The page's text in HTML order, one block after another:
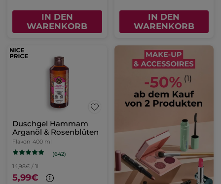
IN DEN
WARENKORB
IN DEN
WARENKORB
Duschgel Hammam
Arganöl & Rosenblüten
Flakon 400 ml
(642)
14,98€ / 1l
5,99€